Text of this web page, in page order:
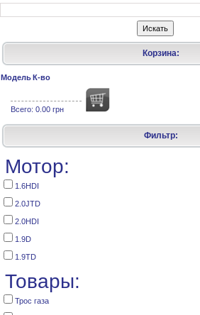
Корзина:
Модель К-во
Всего: 0.00 грн
Фильтр:
Мотор:
1.6HDI
2.0JTD
2.0HDI
1.9D
1.9TD
Товары:
Трос газа